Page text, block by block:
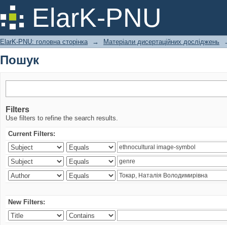
ElarK-PNU
Пошук
ElarK-PNU: головна сторінка → Матеріали дисертаційних досліджень
Пошук
Filters
Use filters to refine the search results.
Current Filters:
New Filters: